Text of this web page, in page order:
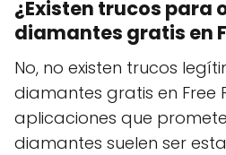
¿Existen trucos para
diamantes gratis en
No, no existen trucos
diamantes gratis en Free
aplicaciones que
diamantes suelen ser